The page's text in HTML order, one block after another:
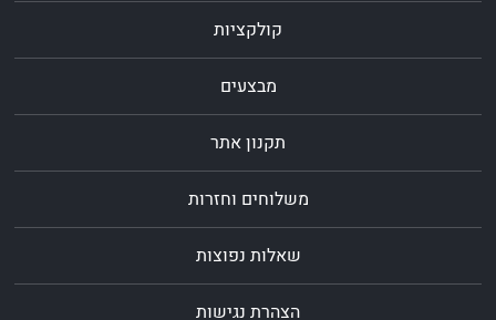
קולקציות
מבצעים
תקנון אתר
משלוחים וחזרות
שאלות נפוצות
הצהרת נגישות